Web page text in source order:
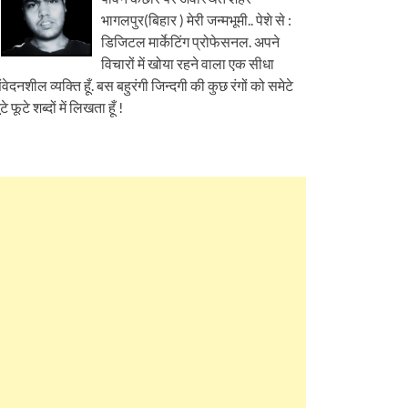
भागलपुर(बिहार ) मेरी जन्मभूमी.. पेशे से :
डिजिटल मार्केटिंग प्रोफेसनल. अपने
विचारों में खोया रहने वाला एक सीधा
व्यक्ति हूँ. बस बहुरंगी जिन्दगी की कुछ रंगों को समेटे
फूटे शब्दों में लिखता हूँ !